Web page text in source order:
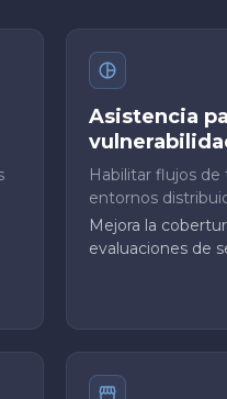
Asistencia
Habilitar flujos de
entornos
Mejora la
evaluaciones de